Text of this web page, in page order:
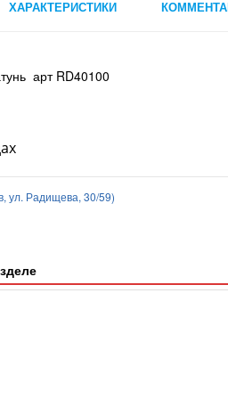
ХАРАКТЕРИСТИКИ
арт RD40100
ул. Радищева, 30/59)